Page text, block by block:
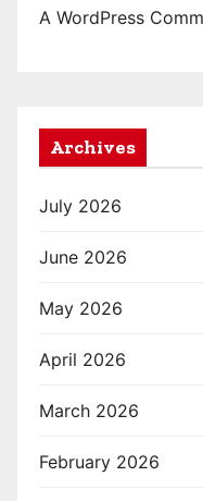
A WordPress
Archives
July 2026
June 2026
May 2026
April 2026
March 2026
February 2026